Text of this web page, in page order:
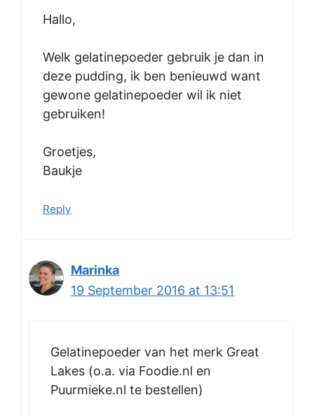
Hallo,
Welk gelatinepoeder gebruik je dan in
deze pudding, ik ben benieuwd want
gewone gelatinepoeder wil ik niet
gebruiken!
Groetjes,
Baukje
Reply
Marinka
19 September 2016 at 13:51
Gelatinepoeder van het merk Great
Lakes (o.a. via Foodie.nl en
Puurmieke.nl te bestellen)